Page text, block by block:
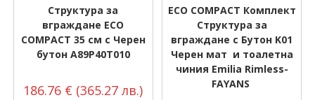
Структура за
вграждане ECO
COMPACT 35 см с Черен
бутон A89P40T010
186.76 € (365.27 лв.)
ECO COMPACT Комплект
Структура за
вграждане с Бутон K01
Черен мат и тоалетна
чиния Emilia Rimless-
FAYANS